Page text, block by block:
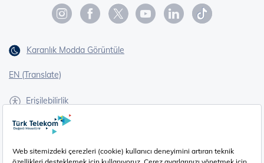
Karanlık Modda Görüntüle
EN (Translate)
Erişilebilirlik
İşaret Dili Çevirisi